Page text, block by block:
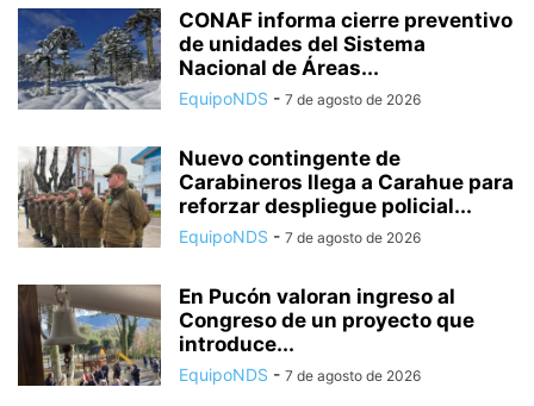
CONAF informa cierre preventivo
de unidades del Sistema
Nacional de Áreas...
EquipoNDS - 7 de agosto de 2026
Nuevo contingente de
Carabineros llega a Carahue para
reforzar despliegue policial...
EquipoNDS - 7 de agosto de 2026
En Pucón valoran ingreso al
Congreso de un proyecto que
introduce...
EquipoNDS - 7 de agosto de 2026